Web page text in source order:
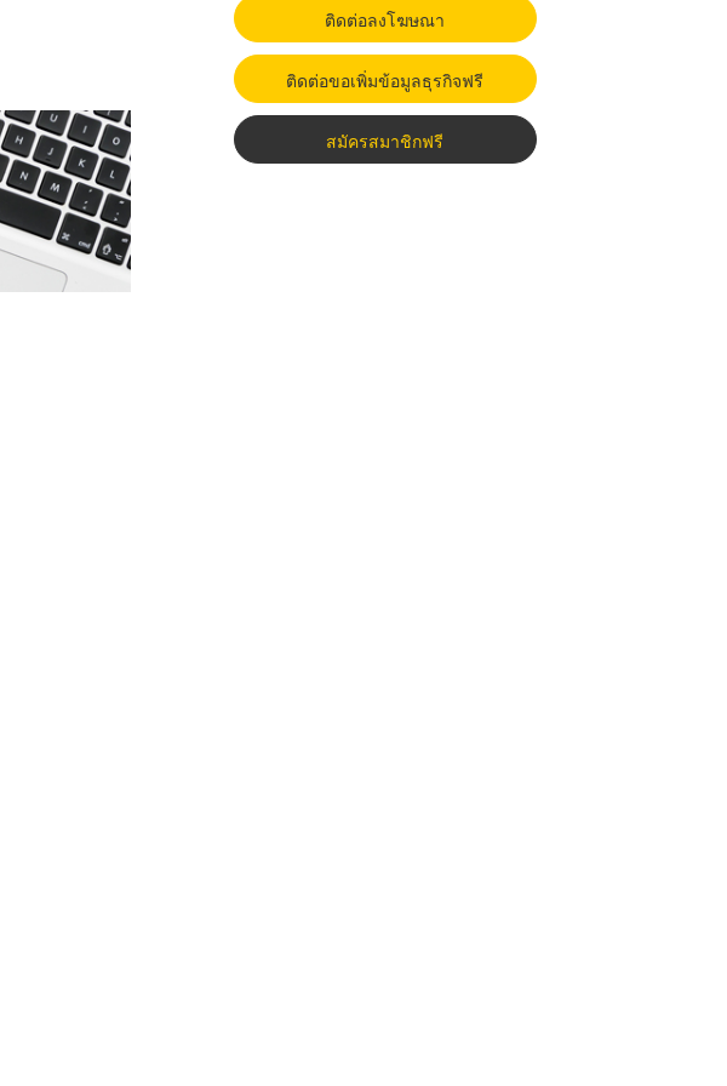
ติดต่อลงโฆษณา
ติดต่อขอเพิ่มข้อมูลธุรกิจฟรี
สมัครสมาชิกฟรี